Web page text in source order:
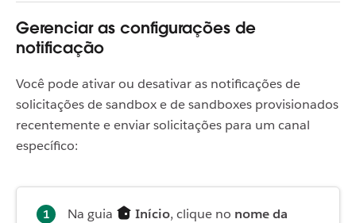
Gerenciar as configurações de
notificação
Você pode ativar ou desativar as notificações de
solicitações de sandbox e de sandboxes provisionados
recentemente e enviar solicitações para um canal
específico:
Na guia Início, clique no nome da